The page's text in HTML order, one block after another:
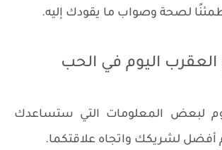
لصحة وصواب ما يقودك إليه.
اليوم في الحب
لبعض المعلومات التي ستساعدك
لشريكك واتجاه علاقتكما.